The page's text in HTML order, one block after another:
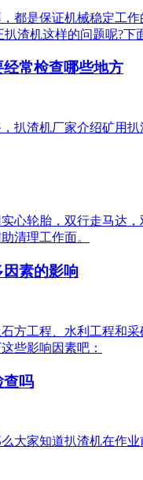
都是保证机械稳定工
渣机这样的问题呢?下
常检查哪些地方
扒渣机厂家介绍矿用
心轮胎，双行走马达
清理工作面。
素的影响
方工程、水利工程和
些影响因素吧：
查吗
大家知道扒渣机在作